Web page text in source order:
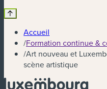
Accueil
/Formation continue &
/Art nouveau et
scène artistique